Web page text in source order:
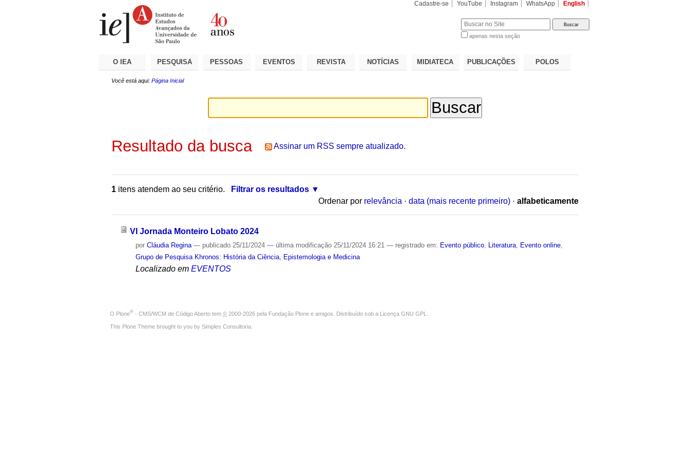
Cadastre-se YouTube Instagram WhatsApp English
apenas nesta seção
O IEA PESQUISA PESSOAS EVENTOS REVISTA NOTÍCIAS MIDIATECA PUBLICAÇÕES POLOS
Você está aqui: Página Inicial
Resultado da busca Assinar um RSS sempre atualizado.
1 itens atendem ao seu critério.
Filtrar os resultados
Ordenar por relevância · data (mais recente primeiro) · alfabeticamente
VI Jornada Monteiro Lobato 2024
porCláudia Regina — publicado 25/11/2024— última modificação 25/11/2024 16:21— registrado em: Evento público Literatura Evento online
Grupo de Pesquisa Khronos: História da Ciência, Epistemologia e Medicina
Localizado em EVENTOS
O Plone® - CMS/WCM de Código Aberto tem © 2000-2026 pela Fundação Plone e amigos. Distribuído sob a Licença GNU GPL
This Plone Theme brought to you by Simples Consultoria